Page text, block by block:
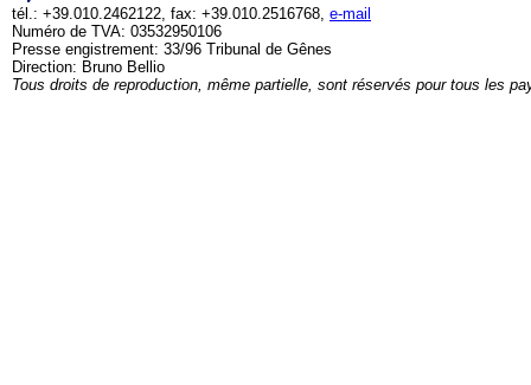
tél.: +39.010.2462122, fax: +39.010.2516768, e-mail
Numéro de TVA: 03532950106
Presse engistrement: 33/96 Tribunal de Gênes
Direction: Bruno Bellio
Tous droits de reproduction, même partielle, sont réservés pour tous les